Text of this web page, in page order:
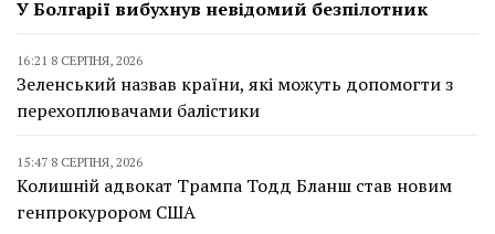
У Болгарії вибухнув невідомий безпілотник
16:21 8 СЕРПНЯ, 2026
Зеленський назвав країни, які можуть допомогти з
перехоплювачами балістики
15:47 8 СЕРПНЯ, 2026
Колишній адвокат Трампа Тодд Бланш став новим
генпрокурором США